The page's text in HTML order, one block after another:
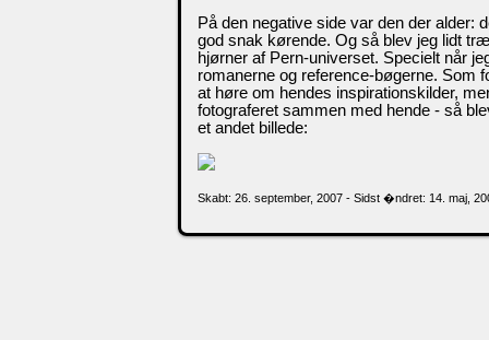
På den negative side var den der
god snak kørende. Og så blev jeg lidt
hjørner af Pern-universet. Specielt når
romanerne og reference-bøgerne. Som
at høre om hendes inspirationskilder,
fotograferet sammen med hende - så
et andet billede:
Skabt: 26. september, 2007 - Sidst �ndret: 14. maj,